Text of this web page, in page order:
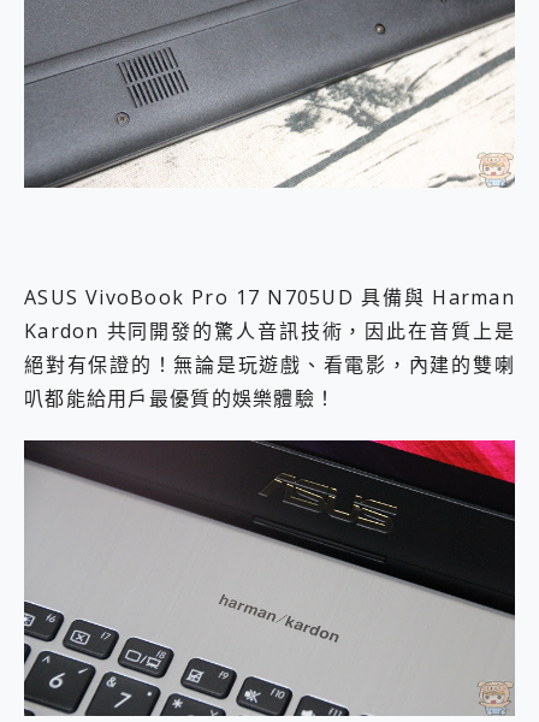
ASUS VivoBook Pro 17 N705UD 具備與 Harman
Kardon 共同開發的驚人音訊技術，因此在音質上是
絕對有保證的！無論是玩遊戲、看電影，內建的雙喇
叭都能給用戶最優質的娛樂體驗！